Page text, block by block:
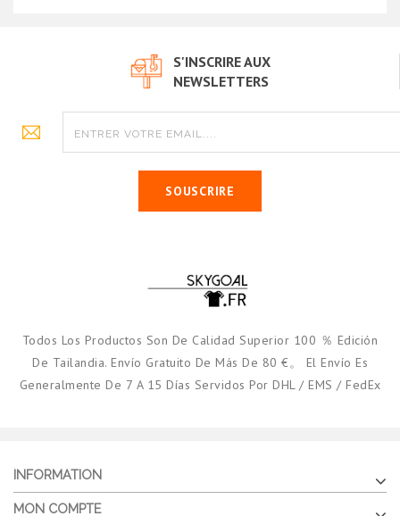
S'INSCRIRE AUX
NEWSLETTERS
SOUSCRIRE
Todos Los Productos Son De Calidad Superior 100 ％ Edición
De Tailandia. Envío Gratuito De Más De 80 €。 El Envío Es
Generalmente De 7 A 15 Días Servidos Por DHL / EMS / FedEx
INFORMATION
MON COMPTE